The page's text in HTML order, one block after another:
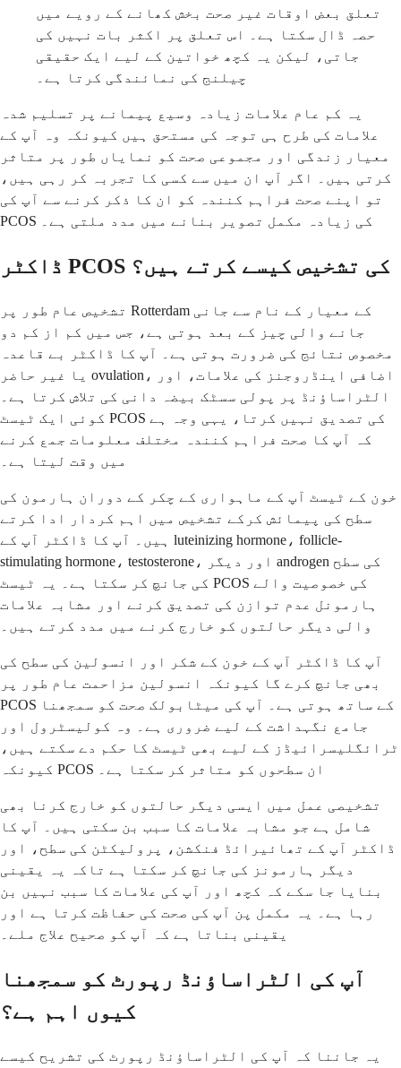
تعلق بعض اوقات غیر صحت بخش کھانے کے رویے میں
حصہ ڈال سکتا ہے۔ اس تعلق پر اکثر بات نہیں کی
جاتی، لیکن یہ کچھ خواتین کے لیے ایک حقیقی
چیلنج کی نمائندگی کرتا ہے۔
یہ کم عام علامات زیادہ وسیع پیمانے پر تسلیم شدہ
علامات کی طرح ہی توجہ کی مستحق ہیں کیونکہ وہ آپ کے
معیار زندگی اور مجموعی صحت کو نمایاں طور پر متاثر
کرتی ہیں۔ اگر آپ ان میں سے کسی کا تجربہ کر رہی ہیں،
تو اپنے صحت فراہم کنندہ کو ان کا ذکر کرنے سے آپ کی
PCOS کی زیادہ مکمل تصویر بنانے میں مدد ملتی ہے۔
ڈاکٹر PCOS کی تشخیص کیسے کرتے ہیں؟
تشخیص عام طور پر Rotterdam کے معیار کے نام سے جانی
جانے والی چیز کے بعد ہوتی ہے، جس میں کم از کم دو
مخصوص نتائج کی ضرورت ہوتی ہے۔ آپ کا ڈاکٹر بے قاعدہ
یا غیر حاضر ovulation، اضافی اینڈروجنز کی علامات، اور
الٹراساؤنڈ پر پولی سسٹک بیضہ دانی کی تلاش کرتا ہے۔
کوئی ایک ٹیسٹ PCOS کی تصدیق نہیں کرتا، یہی وجہ ہے
کہ آپ کا صحت فراہم کنندہ مختلف معلومات جمع کرنے
میں وقت لیتا ہے۔
خون کے ٹیسٹ آپ کے ماہواری کے چکر کے دوران ہارمون کی
سطح کی پیمائش کرکے تشخیص میں اہم کردار ادا کرتے
ہیں۔ آپ کا ڈاکٹر آپ کے luteinizing hormone، follicle-
stimulating hormone، testosterone، اور دیگر androgen کی سطح
کی جانچ کر سکتا ہے۔ یہ ٹیسٹ PCOS کی خصوصیت والے
ہارمونل عدم توازن کی تصدیق کرنے اور مشابہ علامات
والی دیگر حالتوں کو خارج کرنے میں مدد کرتے ہیں۔
آپ کا ڈاکٹر آپ کے خون کے شکر اور انسولین کی سطح کی
بھی جانچ کرے گا کیونکہ انسولین مزاحمت عام طور پر
PCOS کے ساتھ ہوتی ہے۔ آپ کی میٹابولک صحت کو سمجھنا
جامع نگہداشت کے لیے ضروری ہے۔ وہ کولیسٹرول اور
ٹرائگلیسرائیڈز کے لیے بھی ٹیسٹ کا حکم دے سکتے ہیں،
کیونکہ PCOS ان سطحوں کو متاثر کر سکتا ہے۔
تشخیصی عمل میں ایسی دیگر حالتوں کو خارج کرنا بھی
شامل ہے جو مشابہ علامات کا سبب بن سکتی ہیں۔ آپ کا
ڈاکٹر آپ کے تھائیرائڈ فنکشن، پرولیکٹن کی سطح، اور
دیگر ہارمونز کی جانچ کر سکتا ہے تاکہ یہ یقینی
بنایا جا سکے کہ کچھ اور آپ کی علامات کا سبب نہیں بن
رہا ہے۔ یہ مکمل پن آپ کی صحت کی حفاظت کرتا ہے اور
یقینی بناتا ہے کہ آپ کو صحیح علاج ملے۔
آپ کی الٹراساؤنڈ رپورٹ کو سمجھنا
کیوں اہم ہے؟
یہ جاننا کہ آپ کی الٹراساؤنڈ رپورٹ کی تشریح کیسے